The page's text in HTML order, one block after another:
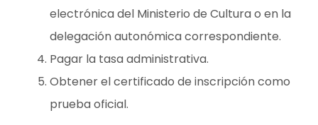
electrónica del Ministerio de Cultura o en la
delegación autonómica correspondiente.
Pagar la tasa administrativa.
Obtener el certificado de inscripción como
prueba oficial.